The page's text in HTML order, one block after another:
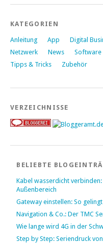
KATEGORIEN
Anleitung App Digital
Netzwerk
News Software
Tipps & Tricks
Zubehör
VERZEICHNISSE
BELIEBTE
Kabel wasserdicht
Außenbereich
Gateway einstellen: So
Navigation & Co.: Der TMC
Wie lange wird 4G in der
Step by Step: Seriendruck